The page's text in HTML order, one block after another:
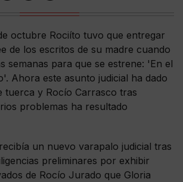
octubre Rociíto tuvo que entregar
de los escritos de su madre cuando
semanas para que se estrene: 'En el
Ahora este asunto judicial ha dado
tuerca y Rocío Carrasco tras
problemas ha resultado
un nuevo varapalo judicial tras
preliminares por exhibir
de Rocío Jurado que Gloria